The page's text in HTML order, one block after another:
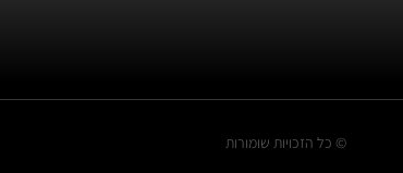
© כל הזכויות שומורות